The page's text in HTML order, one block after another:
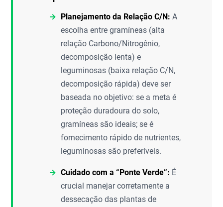
Planejamento da Relação C/N: A
escolha entre gramíneas (alta
relação Carbono/Nitrogênio,
decomposição lenta) e
leguminosas (baixa relação C/N,
decomposição rápida) deve ser
baseada no objetivo: se a meta é
proteção duradoura do solo,
gramíneas são ideais; se é
fornecimento rápido de nutrientes,
leguminosas são preferíveis.
Cuidado com a “Ponte Verde”: É
crucial manejar corretamente a
dessecação das plantas de